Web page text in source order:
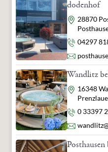
Whirlpool & Living GmbH
Herbert-Ludwig-Str. 2
28832 Achim
Deutschland
info@whirlpool-living.de
dodenhof
Adresse
28870
Telefon
04297
E-Mail
Wandlitz
Adresse
16348
Telefon
0 33397
E-Mail